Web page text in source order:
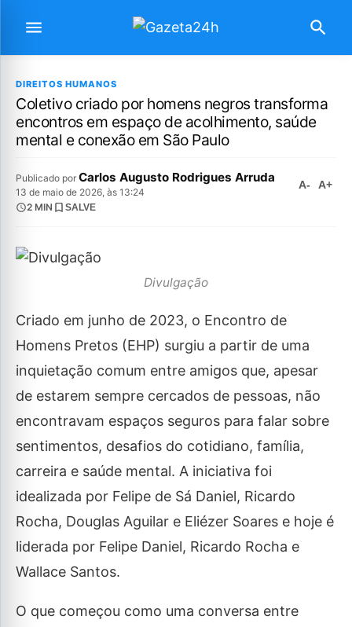
DIREITOS HUMANOS
Coletivo criado por homens negros transforma
encontros em espaço de acolhimento, saúde
mental e conexão em São Paulo
Publicado por Carlos Augusto Rodrigues Arruda
13 de maio de 2026, às 13:24
A- A+
2 MIN SALVE
Divulgação
Criado em junho de 2023, o Encontro de
Homens Pretos (EHP) surgiu a partir de uma
inquietação comum entre amigos que, apesar
de estarem sempre cercados de pessoas, não
encontravam espaços seguros para falar sobre
sentimentos, desafios do cotidiano, família,
carreira e saúde mental. A iniciativa foi
idealizada por Felipe de Sá Daniel, Ricardo
Rocha, Douglas Aguilar e Eliézer Soares e hoje é
liderada por Felipe Daniel, Ricardo Rocha e
Wallace Santos.
O que começou como uma conversa entre